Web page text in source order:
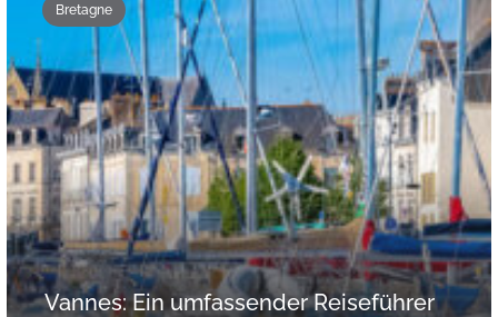
Bretagne
Vannes: Ein umfassender Reiseführer